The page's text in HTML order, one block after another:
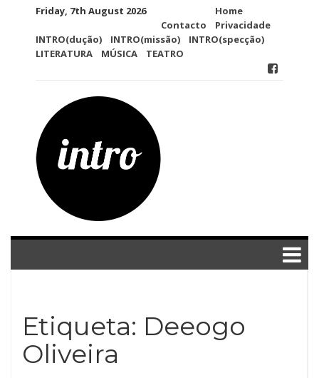
Friday, 7th August 2026
Contacto
Home
Privacidade
INTRO(dução)
INTRO(missão)
INTRO(specção)
LITERATURA
MÚSICA TEATRO
Etiqueta: Deeogo
Oliveira